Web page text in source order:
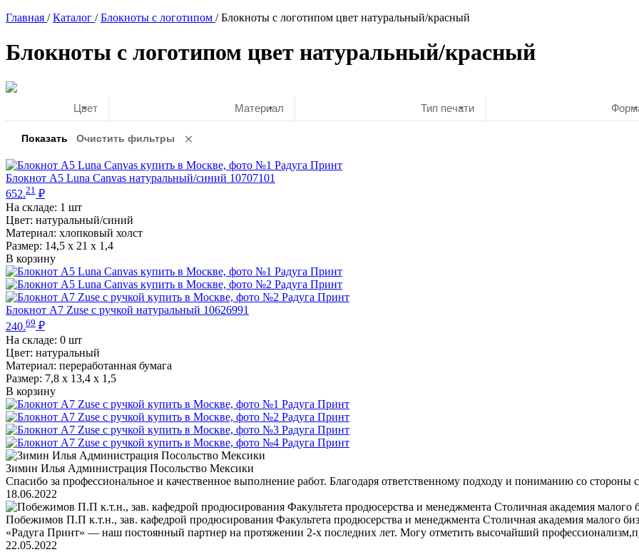
Главная / Каталог / Блокноты с логотипом / Блокноты с логотипом цвет натуральный/красный
Блокноты с логотипом цвет натуральный/красный
Цвет Материал Тип печати
Блокнот А5 Luna Canvas натуральный/синий 10707101
652.21 ₽
На складе: 1 шт
Цвет: натуральный/синий
Материал: хлопковый холст
Размер: 14,5 х 21 х 1,4
В корзину
Блокнот А7 Zuse с ручкой натуральный 10626991
240.69 ₽
На складе: 0 шт
Цвет: натуральный
Материал: переработанная бумага
Размер: 7,8 х 13,4 х 1,5
В корзину
Зимин Илья Администрация Посольство Мексики
Спасибо за профессиональное и качественное выполнение работ. Благодаря ответственному подходу и пониманию со стороны
18.06.2022
Побежимов П.П к.т.н., зав. кафедрой продюсирования Факультета продюсерства и менеджмента Столичная академия малого
«Радуга Принт» — наш постоянный партнер на протяжении 2-х последних лет. Могу отметить высочайший
22.05.2022